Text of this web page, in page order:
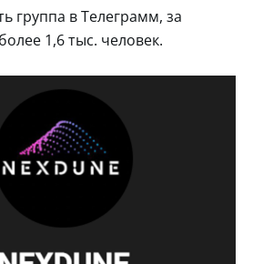
группа в Телеграмм, за
1,6 тыс. человек.